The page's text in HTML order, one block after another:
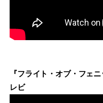
『フライト・オブ・フェ
レビ